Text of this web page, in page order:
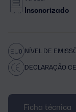
Insonorizado
NÍVEL DE
DECLARAÇÃO
Ficha técnica